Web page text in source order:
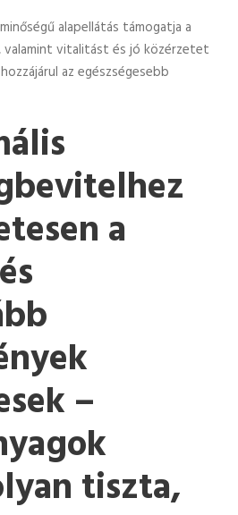
alapellátás támogatja a
valamint vitalitást és jó közérzetet
az egészségesebb
a
–
tiszta,